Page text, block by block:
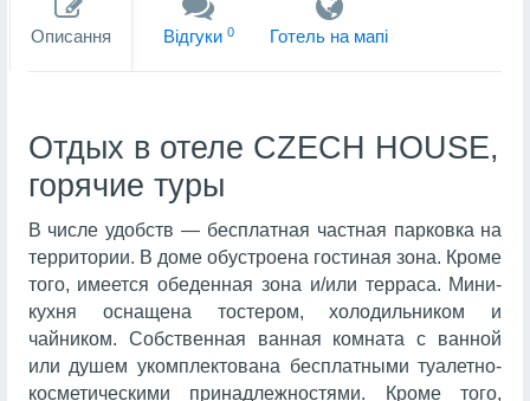
Описання Вiдгуки 0 Готель на мапi
Отдых в отеле CZECH HOUSE,
горячие туры
В числе удобств — бесплатная частная парковка на
территории. В доме обустроена гостиная зона. Кроме
того, имеется обеденная зона и/или терраса. Мини-
кухня оснащена тостером, холодильником и
чайником. Собственная ванная комната с ванной
или душем укомплектована бесплатными туалетно-
косметическими принадлежностями. Кроме того,